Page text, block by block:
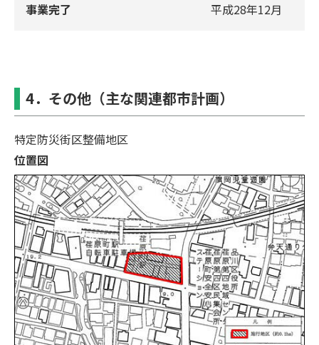
事業完了 平成28年12⽉
4．その他（主な関連都市計画）
特定防災街区整備地区
位置図